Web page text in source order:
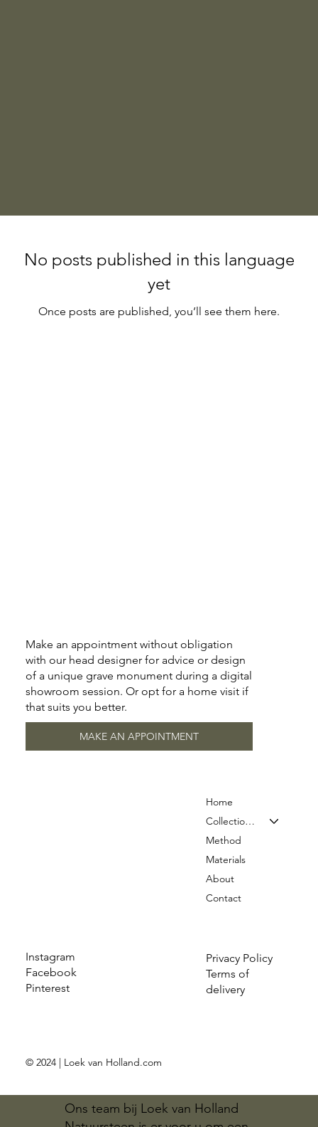
Ons team bij Loek van Holland
No posts published in this language
yet
Once posts are published, you’ll see them here.
Instagram
Facebook
Pinterest
Privacy Policy
Terms of
delivery
Home
Collection & Prices
Method
Materials
About
Contact
© 2024 | Loek van Holland.com
Make an appointment without obligation
with our head designer for advice or design
of a unique grave monument during a digital
showroom session. Or opt for a home visit if
that suits you better.
MAKE AN APPOINTMENT